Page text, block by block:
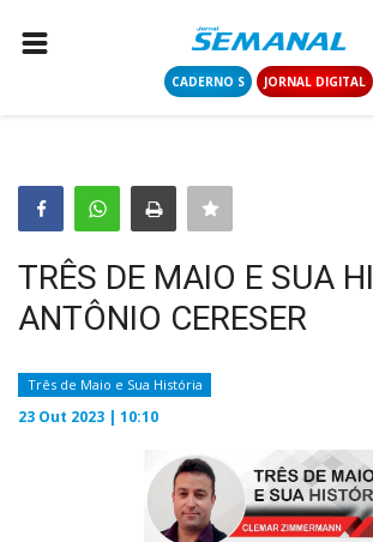
CADERNO S JORNAL DIGITAL
COLUNISTAS
CONTATO
LOGIN
CADASTRAR
CADERNO S
JORNAL DIGITAL
TRÊS DE MAIO E SUA
ANTÔNIO CERESER
Três de Maio e Sua História
23 Out 2023 | 10:10